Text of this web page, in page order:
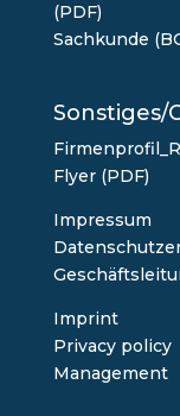
(PDF)
Sachkunde
Sonstiges/
Flyer (PDF)
Impressum
Imprint
Privacy policy
Management